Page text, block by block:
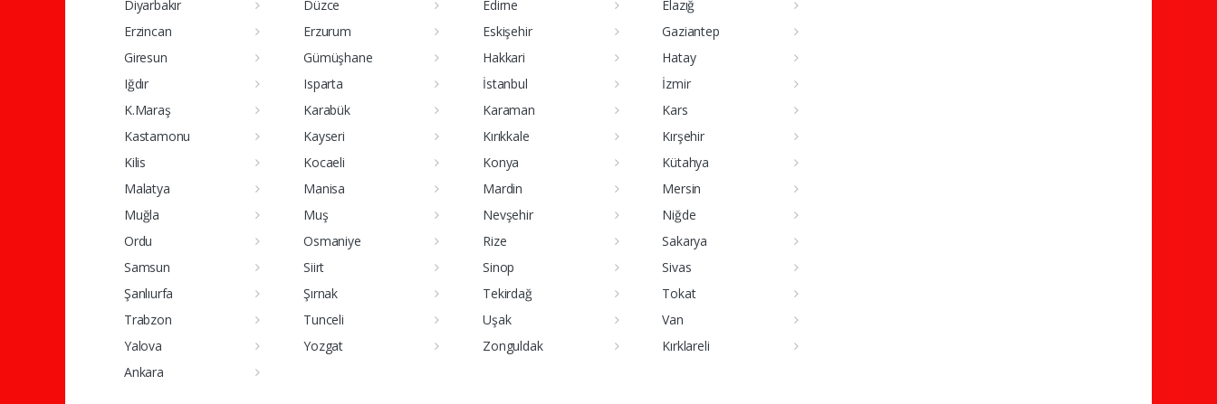
Diyarbakır
Düzce Edirne
Elazığ
Erzincan
Erzurum Eskişehir
Gaziantep
Giresun
Gümüşhane Hakkari
Hatay
Iğdır
Isparta İstanbul
İzmir
K.Maraş
Karabük Karaman
Kars
Kastamonu
Kayseri Kırıkkale
Kırşehir
Kilis
Kocaeli Konya
Kütahya
Malatya
Manisa Mardin
Mersin
Muğla
Muş Nevşehir
Niğde
Ordu
Osmaniye Rize
Sakarya
Samsun
Siirt Sinop
Sivas
Şanlıurfa
Şırnak Tekirdağ
Tokat
Trabzon
Tunceli Uşak
Van
Yalova
Yozgat Zonguldak
Kırklareli
Ankara